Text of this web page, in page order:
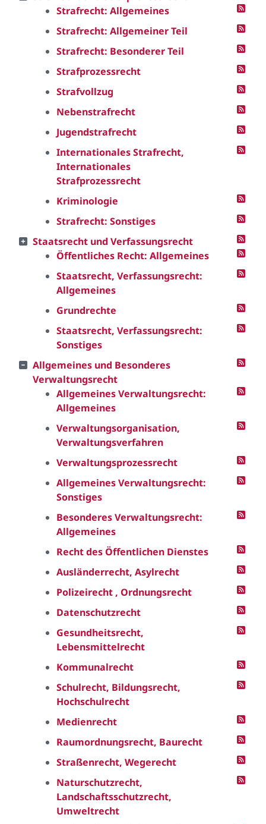
Strafrecht: Allgemeines
Strafrecht: Allgemeiner Teil
Strafrecht: Besonderer Teil
Strafprozessrecht
Strafvollzug
Nebenstrafrecht
Jugendstrafrecht
Internationales Strafrecht,
Internationales
Strafprozessrecht
Kriminologie
Strafrecht: Sonstiges
Staatsrecht und Verfassungsrecht
Öffentliches Recht: Allgemeines
Staatsrecht, Verfassungsrecht:
Allgemeines
Grundrechte
Staatsrecht, Verfassungsrecht:
Sonstiges
Allgemeines und Besonderes
Verwaltungsrecht
Allgemeines Verwaltungsrecht:
Allgemeines
Verwaltungsorganisation,
Verwaltungsverfahren
Verwaltungsprozessrecht
Allgemeines Verwaltungsrecht:
Sonstiges
Besonderes Verwaltungsrecht:
Allgemeines
Recht des Öffentlichen Dienstes
Ausländerrecht, Asylrecht
Polizeirecht , Ordnungsrecht
Datenschutzrecht
Gesundheitsrecht,
Lebensmittelrecht
Kommunalrecht
Schulrecht, Bildungsrecht,
Hochschulrecht
Medienrecht
Raumordnungsrecht, Baurecht
Straßenrecht, Wegerecht
Naturschutzrecht,
Landschaftsschutzrecht,
Umweltrecht